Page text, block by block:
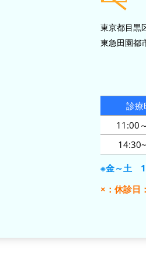
東京都目黒
東急田園
診療
11:00
※金～土
×：休診日